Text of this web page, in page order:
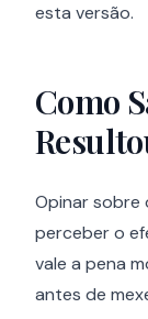
esta versão.
Como
Opinar sobre
perceber o
vale a pena
antes de